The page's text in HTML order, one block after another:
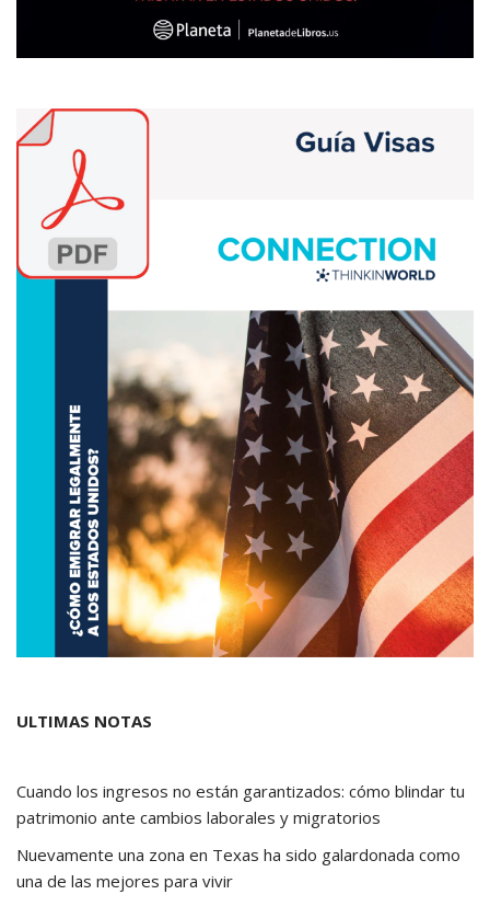
ULTIMAS NOTAS
Cuando los ingresos no están garantizados: cómo blindar tu
patrimonio ante cambios laborales y migratorios
Nuevamente una zona en Texas ha sido galardonada como
una de las mejores para vivir